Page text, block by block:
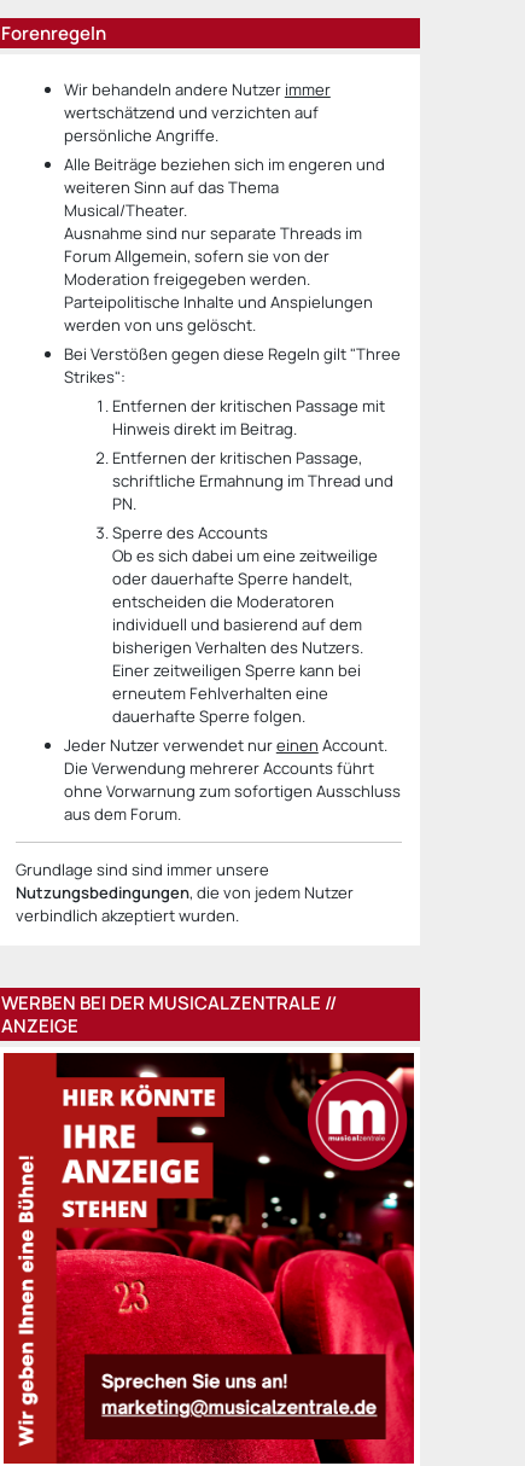
Forenregeln
Wir behandeln andere Nutzer immer
wertschätzend und verzichten auf
persönliche Angriffe.
Alle Beiträge beziehen sich im engeren und
weiteren Sinn auf das Thema
Musical/Theater.
Ausnahme sind nur separate Threads im
Forum Allgemein, sofern sie von der
Moderation freigegeben werden.
Parteipolitische Inhalte und Anspielungen
werden von uns gelöscht.
Bei Verstößen gegen diese Regeln gilt "Three
Strikes":
Entfernen der kritischen Passage mit
Hinweis direkt im Beitrag.
Entfernen der kritischen Passage,
schriftliche Ermahnung im Thread und
PN.
Sperre des Accounts
Ob es sich dabei um eine zeitweilige
oder dauerhafte Sperre handelt,
entscheiden die Moderatoren
individuell und basierend auf dem
bisherigen Verhalten des Nutzers.
Einer zeitweiligen Sperre kann bei
erneutem Fehlverhalten eine
dauerhafte Sperre folgen.
Jeder Nutzer verwendet nureinen Account.
Die Verwendung mehrerer Accounts führt
ohne Vorwarnung zum sofortigen Ausschluss
aus dem Forum.
Grundlage sind sind immer unsere
Nutzungsbedingungen, die von jedem Nutzer
verbindlich akzeptiert wurden.
WERBEN BEI DER MUSICALZENTRALE //
ANZEIGE